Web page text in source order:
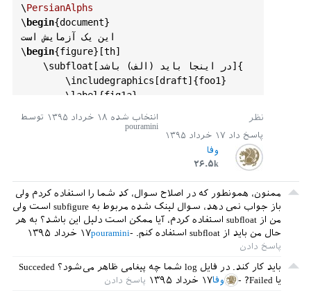
\PersianAlphs
\ begin{document}
این یک آزمایش است
\ begin{figure}[th]
    \
subfloat [در اینجا باید (الف) باشد]{
        \
includegraphics [draft]{foo1}
        \
label {fig1a}
        \
includegraphics[draft]{foo2}
        \
label{fig1b }
    }
    \
caption{رویکرد طراحی به مسئله
\end{document }
انتخاب شده ۱۸ خرداد ۱۳۹۵
توسط
pouramini
پاسخ داد ۱۷ خرداد ۱۳۹۵
وفا
۲۶.۵k
ممنون، همونطور که در اصلاح سوال، کد شما را استفاده کردم ولی
باز جواب نمی دهد، سوال لینک شده مربوط به subfigure است ولی
من از subfloat استفاده کردم، آیا ممکن است دلیل این باشد؟ به هر
حال من باید از subfloat استفاده کنم.
۱۷ خرداد ۱۳۹۵pouramini
باید کار کند. در فایل log شما چه پیغامی ظاهر می‌شود؟ Succeded
یا Failed?
۱۷ خرداد ۱۳۹۵وفا